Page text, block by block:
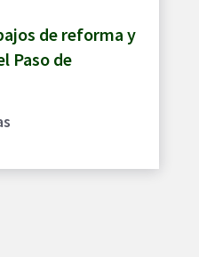
de reforma y
Paso de